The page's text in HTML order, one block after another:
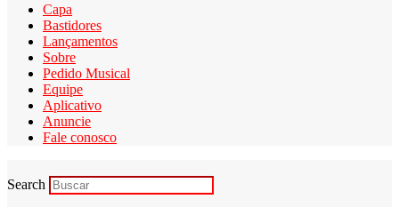
Capa
Bastidores
Lançamentos
Sobre
Pedido Musical
Equipe
Aplicativo
Anuncie
Fale conosco
Search